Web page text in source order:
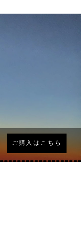
ご購入はこちら